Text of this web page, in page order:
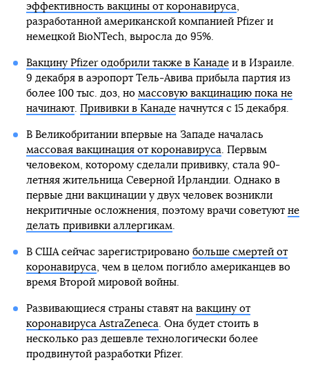
эффективность вакцины от коронавируса
разработанной американской компанией Pfizer и
немецкой BioNTech, выросла до 95%.
Вакцину Pfizer одобрили также в Канадеи в Израиле.
9 декабря в аэропорт Тель-Авива прибыла партия из
более 100 тыс. доз, но массовую вакцинацию пока не
начинают. Прививки в Канаденачнутся с 15 декабря.
В Великобритании впервые на Западе началась
массовая вакцинация от коронавируса . Первым
человеком, которому сделали прививку, стала 90-
летняя жительница Северной Ирландии. Однако в
первые дни вакцинации у двух человек возникли
некритичные осложнения, поэтому врачи советуют не
делать прививки аллергикам
В США сейчас зарегистрировано больше смертей от
коронавируса , чем в целом погибло американцев во
время Второй мировой войны.
Развивающиеся страны ставят на вакцину от
коронавируса AstraZeneca . Она будет стоить в
несколько раз дешевле технологически более
продвинутой разработки Pfizer.